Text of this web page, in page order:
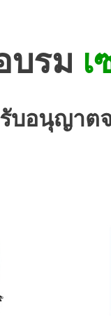
บรม
บอนุญาต